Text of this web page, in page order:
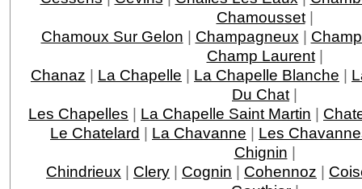
Chamousset|
Chamoux Sur Gelon | Champagneux |
Champ Laurent|
Chanaz | La Chapelle | La Chapelle Blanche |
Du Chat |
Les Chapelles | La Chapelle Saint Martin |
Le Chatelard | La Chavanne | Les
Chignin |
Chindrieux | Clery | Cognin | Cohennoz |